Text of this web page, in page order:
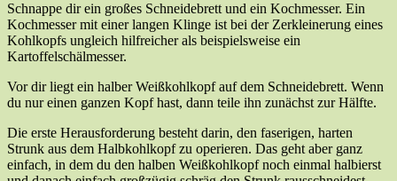
Schnappe dir ein großes Schneidebrett und ein Kochmesser. Ein
Kochmesser mit einer langen Klinge ist bei der Zerkleinerung eines
Kohlkopfs ungleich hilfreicher als beispielsweise ein
Kartoffelschälmesser.
Vor dir liegt ein halber Weißkohlkopf auf dem Schneidebrett. Wenn
du nur einen ganzen Kopf hast, dann teile ihn zunächst zur Hälfte.
Die erste Herausforderung besteht darin, den faserigen, harten
Strunk aus dem Halbkohlkopf zu operieren. Das geht aber ganz
einfach, in dem du den halben Weißkohlkopf noch einmal halbierst